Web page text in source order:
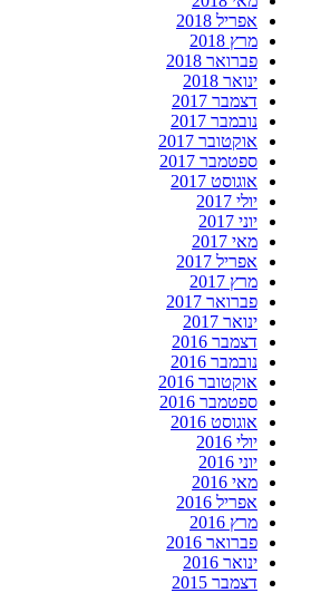
אפריל 2018
מרץ 2018
פברואר 2018
ינואר 2018
דצמבר 2017
נובמבר 2017
אוקטובר 2017
ספטמבר 2017
אוגוסט 2017
יולי 2017
יוני 2017
מאי 2017
אפריל 2017
מרץ 2017
פברואר 2017
ינואר 2017
דצמבר 2016
נובמבר 2016
אוקטובר 2016
ספטמבר 2016
אוגוסט 2016
יולי 2016
יוני 2016
מאי 2016
אפריל 2016
מרץ 2016
פברואר 2016
ינואר 2016
דצמבר 2015